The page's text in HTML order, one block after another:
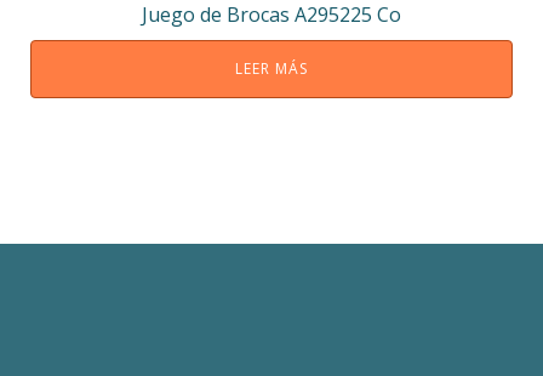
Juego de Brocas A295225 Co
LEER MÁS